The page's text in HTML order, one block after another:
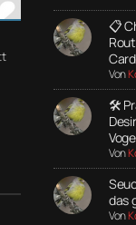
📋
Von
🛠️
Von
das
Von